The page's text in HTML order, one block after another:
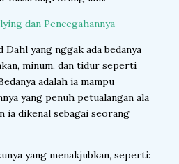
dan Pencegahannya
yang nggak ada bedanya
minum, dan tidur seperti
adalah ia mampu
yang penuh petualangan ala
ia dikenal sebagai seorang
yang menakjubkan, seperti: